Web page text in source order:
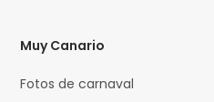
Muy Canario
Fotos de carnaval